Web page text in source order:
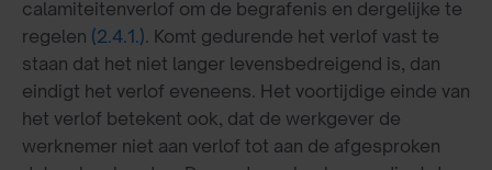
calamiteitenverlof om de begrafenis en dergelijke te
regelen (2.4.1.). Komt gedurende het verlof vast te
staan dat het niet langer levensbedreigend is, dan
eindigt het verlof eveneens. Het voortijdige einde van
het verlof betekent ook, dat de werkgever de
werknemer niet aan verlof tot aan de afgesproken